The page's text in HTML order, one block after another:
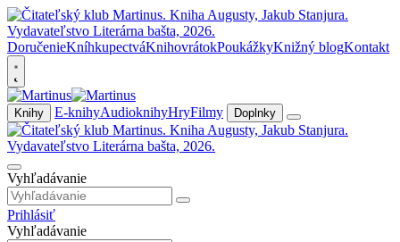
DoručenieKníhkupectváKnihovrátokPoukážkyKnižný blogKontakt
Knihy E-knihyAudioknihyHryFilmy Doplnky
Vyhľadávanie
Prihlásiť
Vyhľadávanie